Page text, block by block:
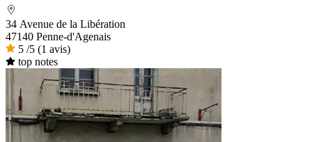
34 Avenue de la Libération
47140 Penne-d'Agenais
5 /5 (1 avis)
top notes